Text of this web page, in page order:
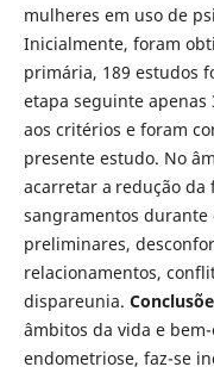
mulheres em uso de
Inicialmente, foram
primária, 189 estudos
etapa seguinte apenas
aos critérios e foram
presente estudo. No
acarretar a redução da
sangramentos durante
preliminares,
relacionamentos,
dispareunia.
âmbitos da vida e
endometriose, faz-se